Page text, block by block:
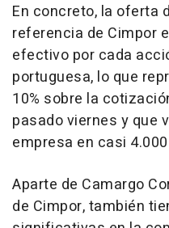
En concreto, la oferta
referencia de Cimpor
efectivo por cada
portuguesa, lo que
10% sobre la
pasado viernes y que
empresa en casi
Aparte de Camargo
de Cimpor, también